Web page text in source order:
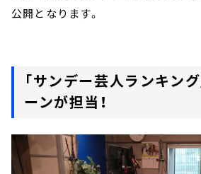
公開となります。
「サンデー芸人ランキング
ーンが担当！